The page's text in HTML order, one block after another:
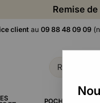
Remise
client au 09 88 48 09 09
POCHETTE,